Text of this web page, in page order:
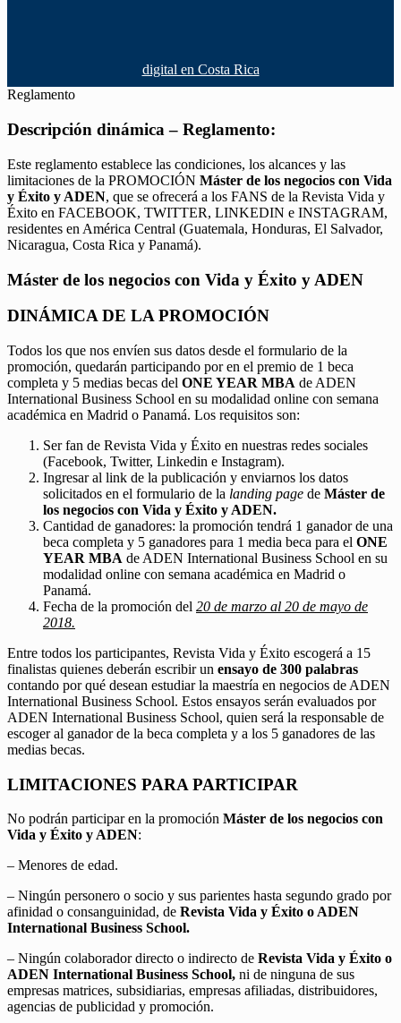
digital en Costa Rica
Reglamento
Descripción dinámica – Reglamento:
Este reglamento establece las condiciones, los alcances y las
limitaciones de la PROMOCIÓN Máster de los negocios con Vida
y Éxito y ADEN, que se ofrecerá a los FANS de la Revista Vida y
Éxito en FACEBOOK, TWITTER, LINKEDIN e INSTAGRAM,
residentes en América Central (Guatemala, Honduras, El Salvador,
Nicaragua, Costa Rica y Panamá).
Máster de los negocios con Vida y Éxito y ADEN
DINÁMICA DE LA PROMOCIÓN
Todos los que nos envíen sus datos desde el formulario de la
promoción, quedarán participando por en el premio de 1 beca
completa y 5 medias becas del ONE YEAR MBA de ADEN
International Business School en su modalidad online con semana
académica en Madrid o Panamá. Los requisitos son:
Ser fan de Revista Vida y Éxito en nuestras redes sociales
(Facebook, Twitter, Linkedin e Instagram).
Ingresar al link de la publicación y enviarnos los datos
solicitados en el formulario de la landing page de Máster de
los negocios con Vida y Éxito y ADEN.
Cantidad de ganadores: la promoción tendrá 1 ganador de una
beca completa y 5 ganadores para 1 media beca para el ONE
YEAR MBA de ADEN International Business School en su
modalidad online con semana académica en Madrid o
Panamá.
Fecha de la promoción del 20 de marzo al 20 de mayo de
2018.
Entre todos los participantes, Revista Vida y Éxito escogerá a 15
finalistas quienes deberán escribir un ensayo de 300 palabras
contando por qué desean estudiar la maestría en negocios de ADEN
International Business School. Estos ensayos serán evaluados por
ADEN International Business School, quien será la responsable de
escoger al ganador de la beca completa y a los 5 ganadores de las
medias becas.
LIMITACIONES PARA PARTICIPAR
No podrán participar en la promoción Máster de los negocios con
Vida y Éxito y ADEN:
– Menores de edad.
– Ningún personero o socio y sus parientes hasta segundo grado por
afinidad o consanguinidad, de Revista Vida y Éxito o ADEN
International Business School.
– Ningún colaborador directo o indirecto de Revista Vida y Éxito o
ADEN International Business School, ni de ninguna de sus
empresas matrices, subsidiarias, empresas afiliadas, distribuidores,
agencias de publicidad y promoción.